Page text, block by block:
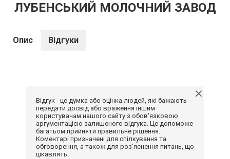
ЛУБЕНСЬКИЙ МОЛОЧНИЙ ЗАВОД
Опис Відгуки
Відгук - це думка або оцінка людей, які бажають
передати досвід або враження іншим
користувачам нашого сайту з обов'язковою
аргументацією залишеного відгука. Це допоможе
багатьом прийняти правильне рішення.
Коментарі призначені для спілкування та
обговорення, а також для роз'яснення питань, що
цікавлять.